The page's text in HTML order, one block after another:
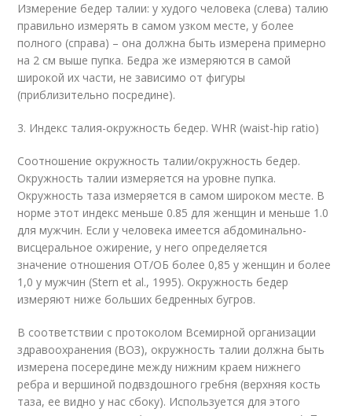
Измерение бедер талии: у худого человека (слева) талию
правильно измерять в самом узком месте, у более
полного (справа) – она должна быть измерена примерно
на 2 см выше пупка. Бедра же измеряются в самой
широкой их части, не зависимо от фигуры
(приблизительно посредине).
3. Индекс талия-окружность бедер. WHR (waist-hip ratio)
Соотношение окружность талии/окружность бедер.
Окружность талии измеряется на уровне пупка.
Окружность таза измеряется в самом широком месте. В
норме этот индекс меньше 0.85 для женщин и меньше 1.0
для мужчин. Если у человека имеется абдоминально-
висцеральное ожирение, у него определяется
значение отношения ОТ/ОБ более 0,85 у женщин и более
1,0 у мужчин (Stern et al., 1995). Окружность бедер
измеряют ниже больших бедренных бугров.
В соответствии с протоколом Всемирной организации
здравоохранения (ВОЗ), окружность талии должна быть
измерена посередине между нижним краем нижнего
ребра и вершиной подвздошного гребня (верхняя кость
таза, ее видно у нас сбоку). Используется для этого